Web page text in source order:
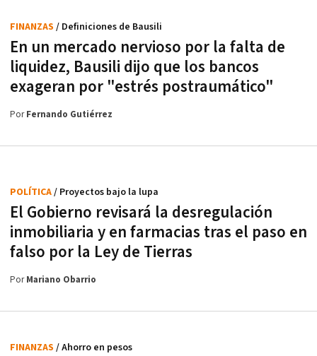
En un mercado nervioso por la falta de
liquidez, Bausili dijo que los bancos
exageran por "estrés postraumático"
FINANZAS / Definiciones de Bausili
PorFernando Gutiérrez
El Gobierno revisará la desregulación
inmobiliaria y en farmacias tras el paso en
falso por la Ley de Tierras
POLÍTICA/ Proyectos bajo la lupa
PorMariano Obarrio
FINANZAS / Ahorro en pesos